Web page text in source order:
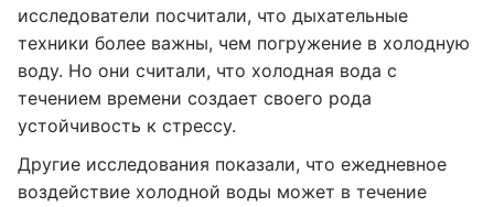
исследователи посчитали, что дыхательные
техники более важны, чем погружение в холодную
воду. Но они считали, что холодная вода с
течением времени создает своего рода
устойчивость к стрессу.
Другие исследования показали, что ежедневное
воздействие холодной воды может в течение